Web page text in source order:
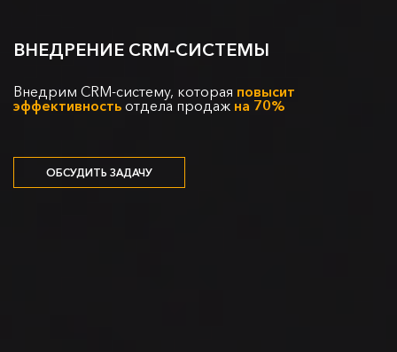
ВНЕДРЕНИЕ CRM-СИСТЕМЫ
Внедрим CRM-систему, которая повысит
эффективность отдела продаж на 70%
ОБСУДИТЬ ЗАДАЧУ